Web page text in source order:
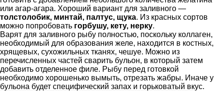
или агар-агара. Хороший вариант для заливного —
толстолобик, минтай, палтус, щука. Из красных сортов
можно попробовать горбушу, кету, нерку.
Варят для заливного рыбу полностью, поскольку коллаген,
необходимый для образования желе, находится в костных,
хрящевых, сухожильных тканях, чешуе. Можно из
перечисленных частей сварить бульон, в который затем
добавить отделенное филе. Рыбу перед готовкой
необходимо хорошенько вымыть, отрезать жабры. Иначе у
бульона будет специфический запах и горьковатый вкус.